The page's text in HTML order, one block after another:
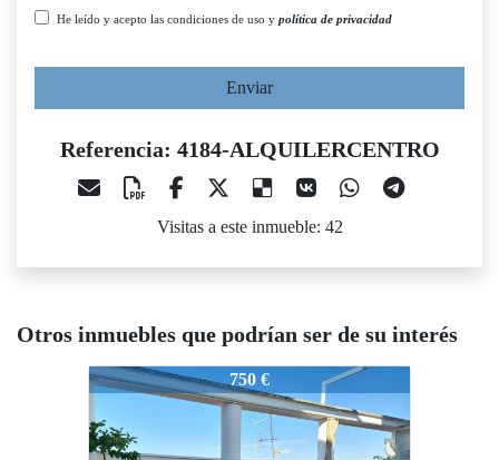
He leído y acepto las condiciones de uso y política de privacidad
Enviar
Referencia: 4184-ALQUILERCENTRO
Visitas a este inmueble: 42
Otros inmuebles que podrían ser de su interés
4184-ALQUILERCENTRO
750 €
4184-ALQUILERCENTRO
600 €